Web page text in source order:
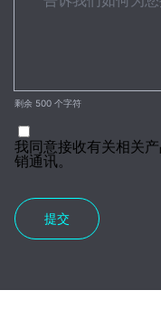
剩余 500 个字符
我同意接收有关相关
销通讯。
提交